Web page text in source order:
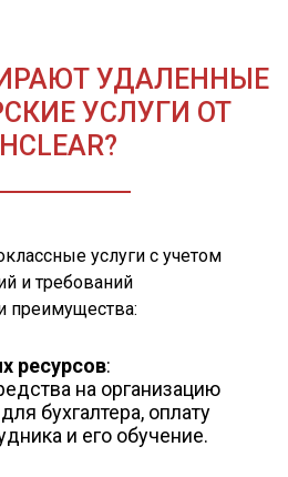
УДАЛЕННЫЕ
УСЛУГИ ОТ
услуги с учетом
и требований
преимущества:
ресурсов:
на организацию
бухгалтера, оплату
и его обучение.